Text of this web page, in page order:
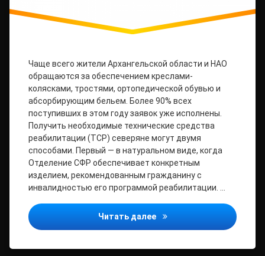
Чаще всего жители Архангельской области и НАО
обращаются за обеспечением креслами-
колясками, тростями, ортопедической обувью и
абсорбирующим бельем. Более 90% всех
поступивших в этом году заявок уже исполнены.
Получить необходимые технические средства
реабилитации (ТСР) северяне могут двумя
способами. Первый — в натуральном виде, когда
Отделение СФР обеспечивает конкретным
изделием, рекомендованным гражданину с
инвалидностью его программой реабилитации. …
Читать далее Более 12 тыс. заявок на